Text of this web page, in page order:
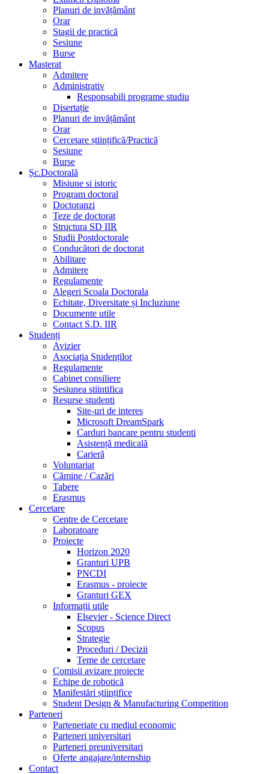
Planuri de invățământ
Orar
Stagii de practică
Sesiune
Burse
Masterat
Admitere
Administrativ
Responsabili programe studiu
Disertație
Planuri de invățământ
Orar
Cercetare științifică/Practică
Sesiune
Burse
Șc.Doctorală
Misiune si istoric
Program doctoral
Doctoranzi
Teze de doctorat
Structura SD IIR
Studii Postdoctorale
Conducători de doctorat
Abilitare
Admitere
Regulamente
Alegeri Scoala Doctorala
Echitate, Diversitate și Incluziune
Documente utile
Contact S.D. IIR
Studenți
Avizier
Asociația Studenților
Regulamente
Cabinet consiliere
Sesiunea stiintifica
Resurse studenti
Site-uri de interes
Microsoft DreamSpark
Carduri bancare pentru studenti
Asistență medicală
Carieră
Voluntariat
Cămine / Cazări
Tabere
Erasmus
Cercetare
Centre de Cercetare
Laboratoare
Proiecte
Horizon 2020
Granturi UPB
PNCDI
Erasmus - proiecte
Granturi GEX
Informații utile
Elsevier - Science Direct
Scopus
Strategie
Proceduri / Decizii
Teme de cercetare
Comisii avizare proiecte
Echipe de robotică
Manifestări științifice
Student Design & Manufacturing Competition
Parteneri
Parteneriate cu mediul economic
Parteneri universitari
Parteneri preuniversitari
Oferte angajare/internship
Contact